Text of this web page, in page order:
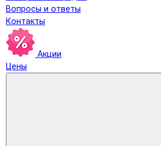
Вопросы и ответы
Контакты
Акции
Цены